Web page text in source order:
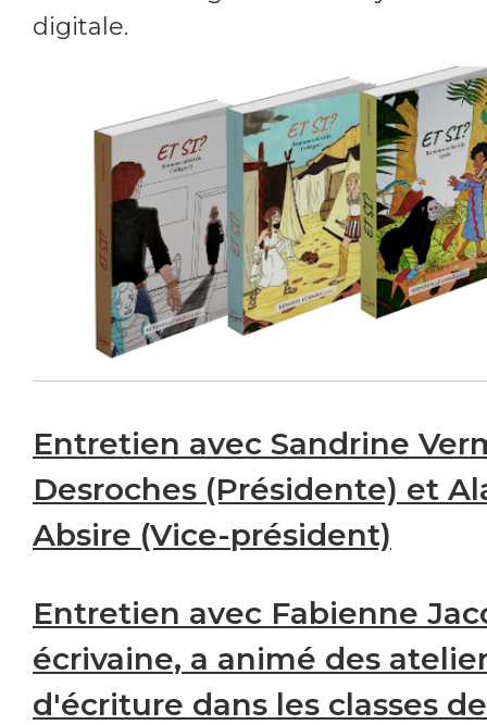
digitale.
Entretien avec Sandrine
Desroches (Présidente) et
Absire (Vice-président)
Entretien avec Fabienne
écrivaine, a animé des
d'écriture dans les classes